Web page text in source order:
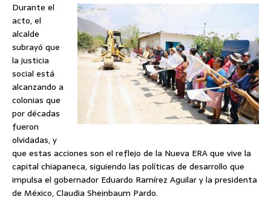
Durante el
acto, el
alcalde
subrayó que
la justicia
social está
alcanzando a
colonias que
por décadas
fueron
olvidadas, y
que estas acciones son el reflejo de la Nueva ERA que vive la
capital chiapaneca, siguiendo las políticas de desarrollo que
impulsa el gobernador Eduardo Ramírez Aguilar y la presidenta
de México, Claudia Sheinbaum Pardo.